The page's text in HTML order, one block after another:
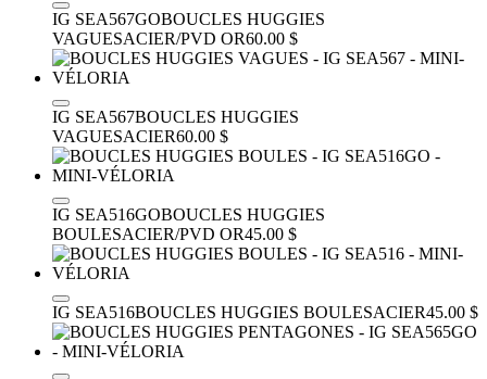
IG SEA567GOBOUCLES HUGGIES
VAGUESACIER/PVD OR60.00 $
IG SEA567BOUCLES HUGGIES
VAGUESACIER60.00 $
IG SEA516GOBOUCLES HUGGIES
BOULESACIER/PVD OR45.00 $
IG SEA516BOUCLES HUGGIES BOULESACIER45.00 $